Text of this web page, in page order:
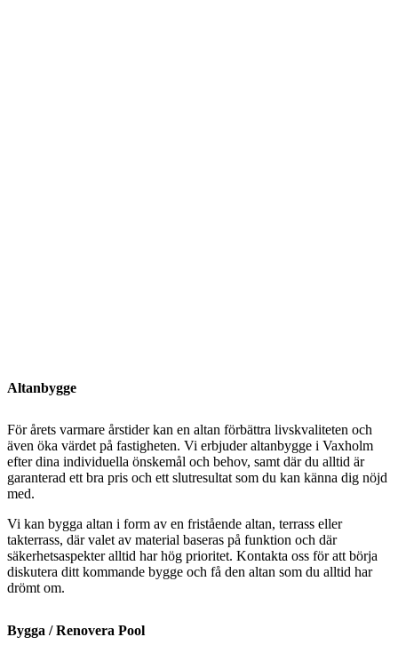
Altanbygge
För årets varmare årstider kan en altan förbättra livskvaliteten och
även öka värdet på fastigheten. Vi erbjuder altanbygge i Vaxholm
efter dina individuella önskemål och behov, samt där du alltid är
garanterad ett bra pris och ett slutresultat som du kan känna dig nöjd
med.
Vi kan bygga altan i form av en fristående altan, terrass eller
takterrass, där valet av material baseras på funktion och där
säkerhetsaspekter alltid har hög prioritet. Kontakta oss för att börja
diskutera ditt kommande bygge och få den altan som du alltid har
drömt om.
Bygga / Renovera Pool